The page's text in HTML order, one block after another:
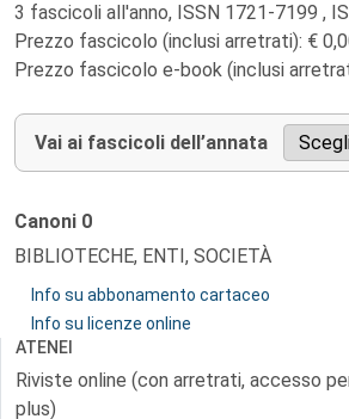
3 fascicoli all'anno, ISSN 1721-7199 ,
Prezzo fascicolo (inclusi arretrati): €
Prezzo fascicolo e-book (inclusi
Vai ai fascicoli dell’annata
Canoni 0
BIBLIOTECHE, ENTI, SOCIETÀ
Info su abbonamento cartaceo
Info su licenze online
ATENEI
Riviste online (con arretrati, accesso
plus)